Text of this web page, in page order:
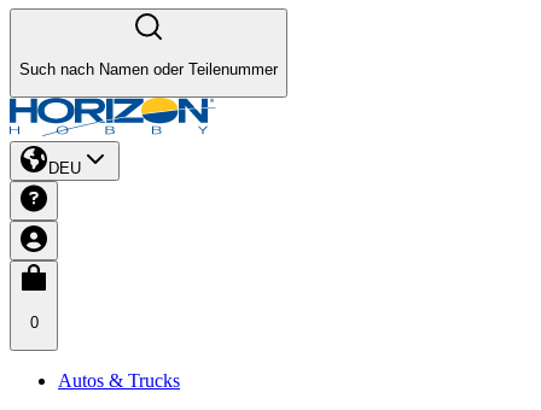
Such nach Namen oder Teilenummer
DEU
0
Autos & Trucks